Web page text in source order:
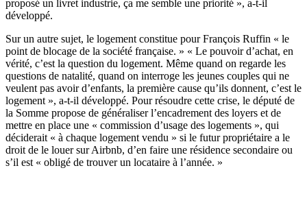
proposé un livret industrie, ça me semble une priorité », a-t-il
développé.
Sur un autre sujet, le logement constitue pour François Ruffin « le
point de blocage de la société française. » « Le pouvoir d’achat, en
vérité, c’est la question du logement. Même quand on regarde les
questions de natalité, quand on interroge les jeunes couples qui ne
veulent pas avoir d’enfants, la première cause qu’ils donnent, c’est le
logement », a-t-il développé. Pour résoudre cette crise, le député de
la Somme propose de généraliser l’encadrement des loyers et de
mettre en place une « commission d’usage des logements », qui
déciderait « à chaque logement vendu » si le futur propriétaire a le
droit de le louer sur Airbnb, d’en faire une résidence secondaire ou
s’il est « obligé de trouver un locataire à l’année. »